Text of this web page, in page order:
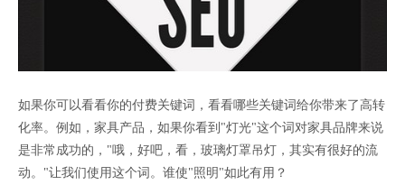
如果你可以看看你的付费关键词，看看哪些关键词给你带来了高转
化率。例如，家具产品，如果你看到"灯光"这个词对家具品牌来说
是非常成功的，"哦，好吧，看，玻璃灯罩吊灯，其实有很好的流
动。"让我们使用这个词。谁使"照明"如此有用？